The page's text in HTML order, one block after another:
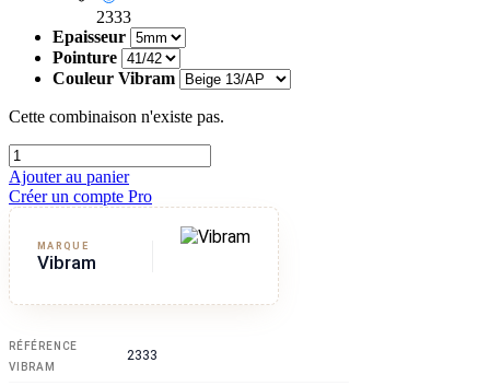
2333
Epaisseur
Pointure
Couleur Vibram
Cette combinaison n'existe pas.
Ajouter au panier
Créer un compte Pro
MARQUE
Vibram
RÉFÉRENCE
VIBRAM
2333